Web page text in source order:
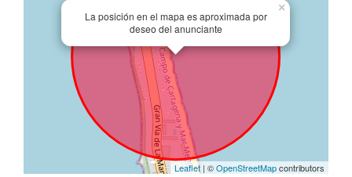
La posición en el mapa es aproximada por
deseo del anunciante
×
Leaflet | ©OpenStreetMapcontributors